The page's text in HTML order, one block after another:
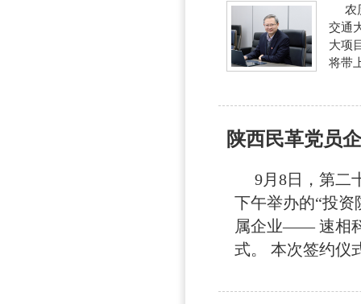
农
交通
大项
将带
陕西民革党员
9月8日，第二
下午举办的“投
属企业—— 速相
式。 本次签约仪